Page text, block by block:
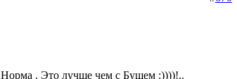
Норма . Это лучше чем с Бушем :))))!..